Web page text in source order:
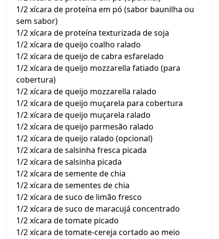
1/2 xícara de proteína em pó (sabor baunilha ou
sem sabor)
1/2 xícara de proteína texturizada de soja
1/2 xícara de queijo coalho ralado
1/2 xícara de queijo de cabra esfarelado
1/2 xícara de queijo mozzarella fatiado (para
cobertura)
1/2 xícara de queijo mozzarella ralado
1/2 xícara de queijo muçarela para cobertura
1/2 xícara de queijo muçarela ralado
1/2 xícara de queijo parmesão ralado
1/2 xícara de queijo ralado (opcional)
1/2 xícara de salsinha fresca picada
1/2 xícara de salsinha picada
1/2 xícara de semente de chia
1/2 xícara de sementes de chia
1/2 xícara de suco de limão fresco
1/2 xícara de suco de maracujá concentrado
1/2 xícara de tomate picado
1/2 xícara de tomate-cereja cortado ao meio